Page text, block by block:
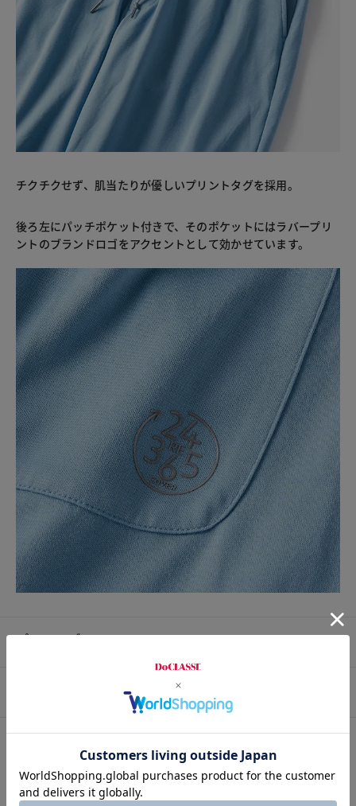
チクチクせず、肌当たりが優しいプリントタグを採用。
後ろ左にパッチポケット付きで、そのポケットにはラバープリ
ントのブランドロゴをアクセントとして効かせています。
プロコーデ
素材
素材